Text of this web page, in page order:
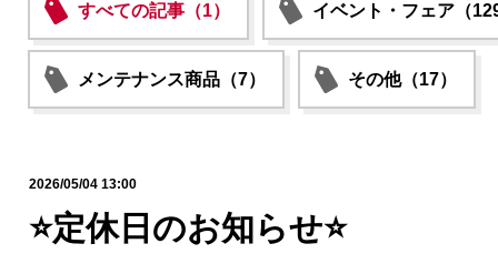
すべての記事（1） イベント・フェア（
メンテナンス商品（7） その他（17）
2026/05/04 13:00
⭐定休日のお知らせ⭐